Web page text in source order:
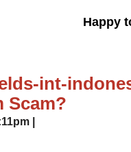
Happy
int-
Scam?
|